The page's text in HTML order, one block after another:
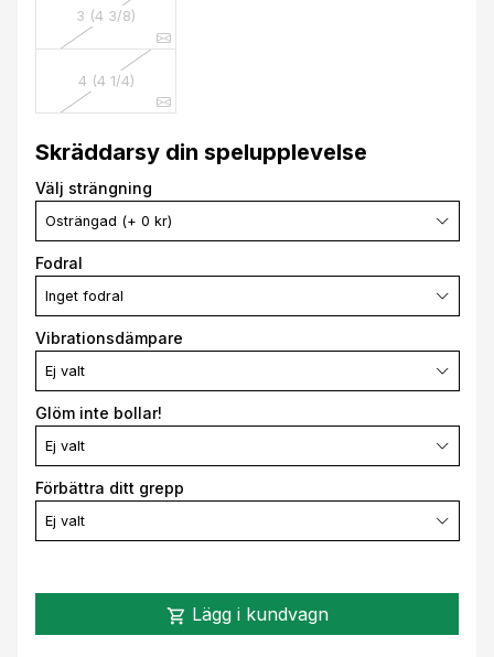
3 (4 3/8)
4 (4 1/4)
Skräddarsy din spelupplevelse
Välj strängning
Osträngad (+ 0 kr)
Fodral
Inget fodral
Vibrationsdämpare
Ej valt
Glöm inte bollar!
Ej valt
Förbättra ditt grepp
Ej valt
shopping_cart Lägg i kundvagn